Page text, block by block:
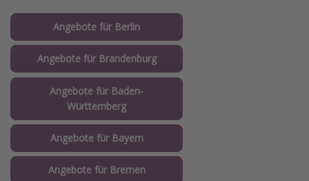
Angebote für Berlin
Angebote für Brandenburg
Angebote für Baden-
Württemberg
Angebote für Bayern
Angebote für Bremen